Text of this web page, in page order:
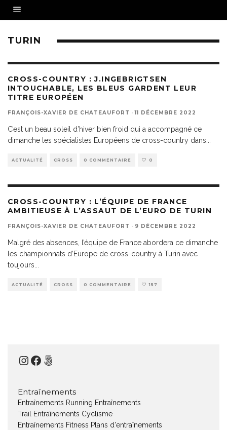
TURIN
CROSS-COUNTRY : J.INGEBRIGTSEN
INTOUCHABLE, LES BLEUS GARDENT LEUR
TITRE EUROPÉEN
FRANÇOIS-XAVIER DE CHATEAUFORT · 11 DÉCEMBRE 2022
C’est un beau soleil d’hiver bien froid qui a accompagné ce
dimanche les spécialistes Européens de cross-country dans
ACTUALITÉ CROSS 0 COMMENTAIRE 0
CROSS-COUNTRY : L’ÉQUIPE DE FRANCE
AMBITIEUSE À L’ASSAUT DE L’EURO DE TURIN
FRANÇOIS-XAVIER DE CHATEAUFORT · 9 DÉCEMBRE 2022
Malgré des absences, l’équipe de France abordera ce dimanche
les championnats d’Europe de cross-country à Turin avec
toujours
ACTUALITÉ CROSS 0 COMMENTAIRE 157
Instagram
Facebook
500px
Entraînements
Entraînements Running Entraînements
Trail
Entraînements Cyclisme
Entraînements Fitness Plans d'entraînements